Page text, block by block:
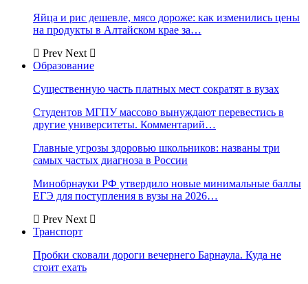
Яйца и рис дешевле, мясо дороже: как изменились цены
на продукты в Алтайском крае за…
Prev Next
Образование
Существенную часть платных мест сократят в вузах
Студентов МГПУ массово вынуждают перевестись в
другие университеты. Комментарий…
Главные угрозы здоровью школьников: названы три
самых частых диагноза в России
Минобрнауки РФ утвердило новые минимальные баллы
ЕГЭ для поступления в вузы на 2026…
Prev Next
Транспорт
Пробки сковали дороги вечернего Барнаула. Куда не
стоит ехать